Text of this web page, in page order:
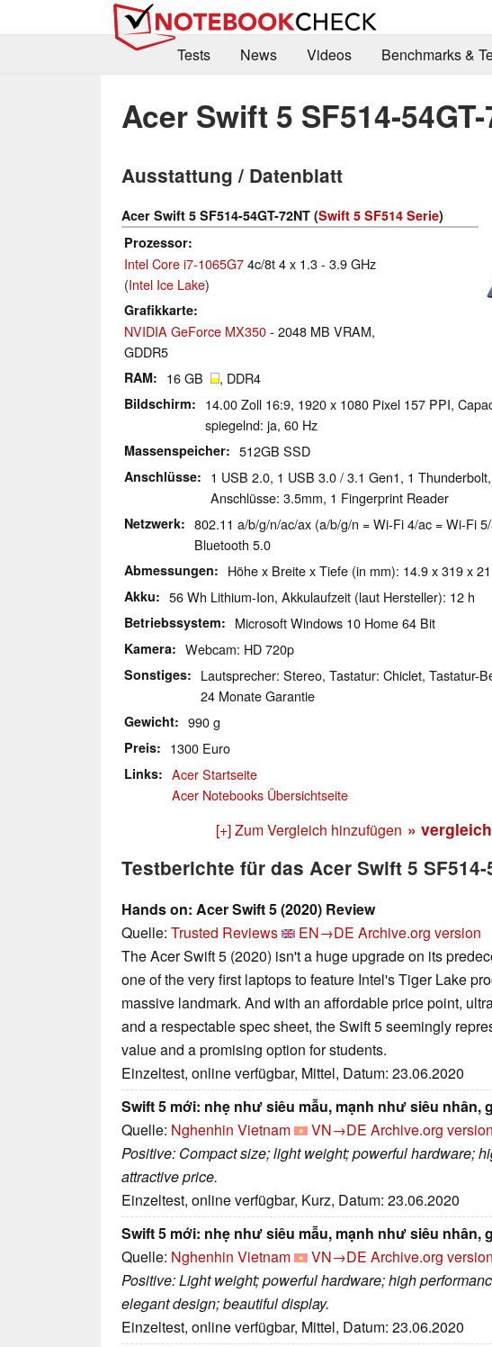
Tests
News Videos Benchmarks &
Acer Swift 5 SF514-
Ausstattung / Datenblatt
Acer Swift 5 SF514-54GT-72NT (Swift 5 SF514 Serie)
Prozessor
Intel Core i7-1065G74c/8t 4 x 1.3 - 3.9 GHz
(Intel Ice Lake)
Grafikkarte
NVIDIA GeForce MX350- 2048 MB VRAM,
GDDR5
RAM 16 GB , DDR4
Bildschirm
14.00 Zoll 16:9, 1920 x 1080 Pixel 157 PPI,
spiegelnd: ja, 60 Hz
Massenspeicher 512GB SSD
Anschlüsse
1 USB 2.0, 1 USB 3.0 / 3.1 Gen1, 1
Anschlüsse: 3.5mm, 1 Fingerprint Reader
Netzwerk
802.11 a/b/g/n/ac/ax (a/b/g/n = Wi-Fi 4/ac = Wi-Fi
Bluetooth 5.0
Abmessungen Höhe x Breite x Tiefe (in mm): 14.9 x 319 x
Akku 56 Wh Lithium-Ion, Akkulaufzeit (laut Hersteller): 12 h
Betriebssystem Microsoft Windows 10 Home 64 Bit
Kamera Webcam: HD 720p
Sonstiges
Lautsprecher: Stereo, Tastatur: Chiclet, Tastatur-
24 Monate Garantie
Gewicht 990 g
Preis 1300 Euro
Links
Acer Startseite
Acer Notebooks Übersichtseite
[+] Zum Vergleich hinzufügen »
Testberichte für das Acer Swift 5 SF514-
Hands on: Acer Swift 5 (2020) Review
Quelle: Trusted Reviews EN→DE Archive.org version
The Acer Swift 5 (2020) isn't a huge upgrade on its
one of the very first laptops to feature Intel's Tiger Lake
massive landmark. And with an affordable price point,
and a respectable spec sheet, the Swift 5 seemingly
value and a promising option for students.
Einzeltest, online verfügbar, Mittel, Datum: 23.06.2020
Swift 5 mới: nhẹ như siêu mẫu, mạnh như siêu nhân,
Quelle: Nghenhin Vietnam VN→DE Archive.org version
Positive: Compact size; light weight; powerful hardware;
attractive price.
Einzeltest, online verfügbar, Kurz, Datum: 23.06.2020
Swift 5 mới: nhẹ như siêu mẫu, mạnh như siêu nhân,
Quelle: Nghenhin Vietnam VN→DE Archive.org version
Positive: Light weight; powerful hardware; high
elegant design; beautiful display.
Einzeltest, online verfügbar, Mittel, Datum: 23.06.2020